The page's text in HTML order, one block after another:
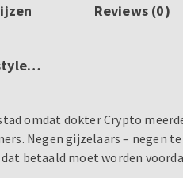
Reviews (0)
omdat dokter Crypto
Negen gijzelaars – negen
betaald moet worden